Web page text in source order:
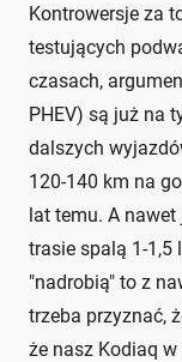
Kontrowersje za
testujących
czasach,
PHEV) są już na
dalszych
120-140 km na
lat temu. A
trasie spalą 1-1,5
"nadrobią" to z
trzeba przyznać,
że nasz Kodiaq